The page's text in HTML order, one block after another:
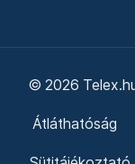
Friss hírek